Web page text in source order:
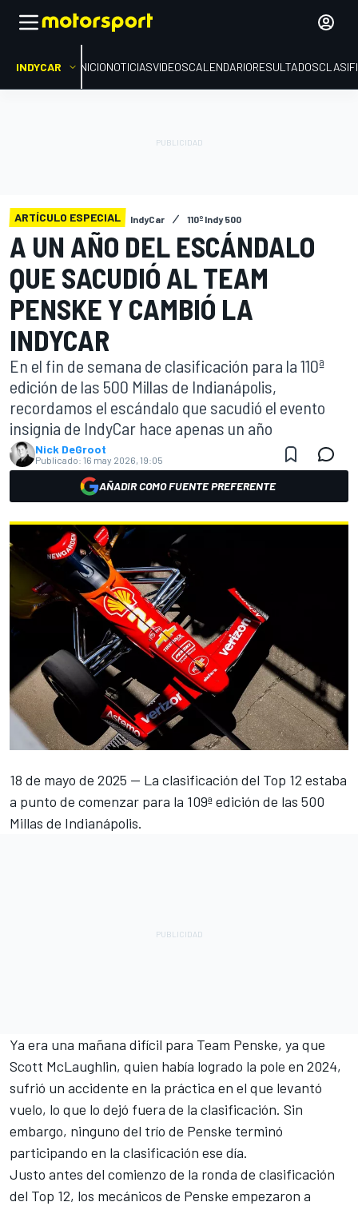
INDYCAR INICIONOTICIASVIDEOSCALENDARIORESULTADOS
ARTÍCULO ESPECIAL IndyCar 110º Indy 500
A UN AÑO DEL ESCÁNDALO
QUE SACUDIÓ AL TEAM
PENSKE Y CAMBIÓ LA
INDYCAR
En el fin de semana de clasificación para la 110ª
edición de las 500 Millas de Indianápolis,
recordamos el escándalo que sacudió el evento
insignia de IndyCar hace apenas un año
Nick DeGroot
Publicado: 16 may 2026, 19:05
AÑADIR COMO FUENTE PREFERENTE
18 de mayo de 2025 -- La clasificación del Top 12 estaba
a punto de comenzar para la 109ª edición de las 500
Millas de Indianápolis.
Ya era una mañana difícil para Team Penske, ya que
Scott McLaughlin, quien había logrado la pole en 2024,
sufrió un accidente en la práctica en el que levantó
vuelo, lo que lo dejó fuera de la clasificación. Sin
embargo, ninguno del trío de Penske terminó
participando en la clasificación ese día.
Justo antes del comienzo de la ronda de clasificación
del Top 12, los mecánicos de Penske empezaron a